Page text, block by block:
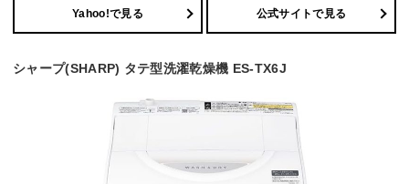
Yahoo!で見る 公式サイトで見る
シャープ(SHARP) タテ型洗濯乾燥機 ES-TX6J